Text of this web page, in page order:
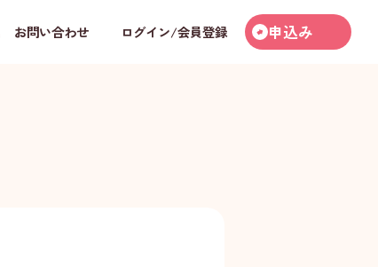
お問い合わせ ログイン/会員登録 申込み